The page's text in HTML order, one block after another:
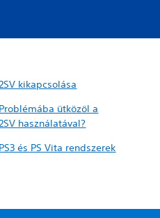
kikapcsolása
Problémába ütközöl a
használatával?
PS3 és PS Vita rendszerek